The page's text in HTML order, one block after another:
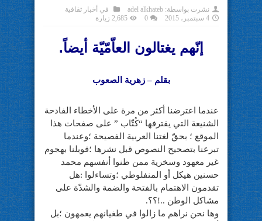
نشرت بواسطة: adel alkhateb في أخبار ثقافية
4 سبتمبر، 2015
0 2,685 زيارة
إنّهم يغتالون العاّمّيّة أيضاً.
بقلم – زهرية الصعوب
عندما اعترضنا أكثر من مرة على الأخطاء الفادحة
الشنيعة التي يقترفها “كُتّاب ” على صفحات هذا
الموقع ؛ بحقّ لغتنا العربية الفصيحة ؛وعندما
تبرعنا بتصحيح النصوص قبل نشرها ؛قوبلنا بهجوم
غير معهود وسخرية ممن ظنوا أنفسهم محمد
حسنين هيكل أو المنفلوطي ؛وتساءلوا :هل
تقدمون الاهتمام بالفتحة والضمة والشدّة على
مشاكل الوطن ..!؟؟.
وها نحن نراهم ما زالوا في طغيانهم يعمهون ؛بل